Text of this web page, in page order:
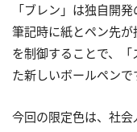
「ブレン」は独自開
筆記時に紙とペン先が
を制御することで、
た新しいボールペンで
今回の限定色は、社